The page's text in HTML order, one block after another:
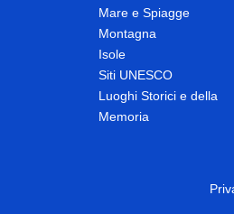
Mare e Spiagge
Montagna
Isole
Siti UNESCO
Luoghi Storici e della
Memoria